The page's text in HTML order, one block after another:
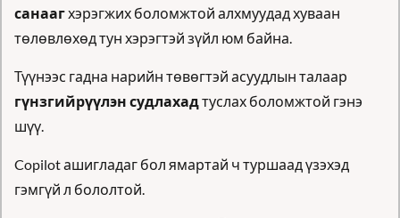
санааг хэрэгжих боломжтой алхмуудад хуваан
төлөвлөхөд тун хэрэгтэй зүйл юм байна.
гүнзгийрүүлэн судлахад туслах боломжтой гэнэ
шүү.
Copilot ашигладаг бол ямартай ч туршаад үзэхэд
гэмгүй л бололтой.